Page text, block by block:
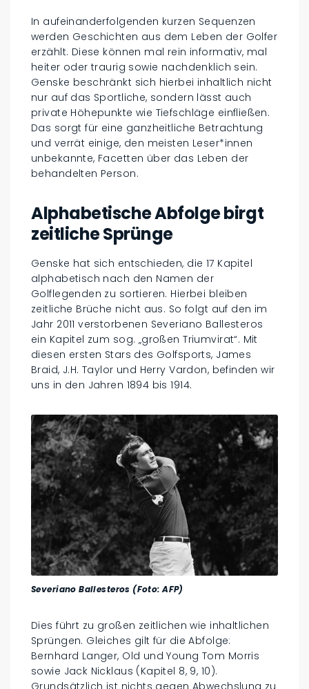
In aufeinanderfolgenden kurzen Sequenzen
werden Geschichten aus dem Leben der Golfer
erzählt. Diese können mal rein informativ, mal
heiter oder traurig sowie nachdenklich sein.
Genske beschränkt sich hierbei inhaltlich nicht
nur auf das Sportliche, sondern lässt auch
private Höhepunkte wie Tiefschläge einfließen.
Das sorgt für eine ganzheitliche Betrachtung
und verrät einige, den meisten Leser*innen
unbekannte, Facetten über das Leben der
behandelten Person.
Alphabetische Abfolge birgt
zeitliche Sprünge
Genske hat sich entschieden, die 17 Kapitel
alphabetisch nach den Namen der
Golflegenden zu sortieren. Hierbei bleiben
zeitliche Brüche nicht aus. So folgt auf den im
Jahr 2011 verstorbenen Severiano Ballesteros
ein Kapitel zum sog. „großen Triumvirat“. Mit
diesen ersten Stars des Golfsports, James
Braid, J.H. Taylor und Herry Vardon, befinden wir
uns in den Jahren 1894 bis 1914.
Severiano Ballesteros (Foto: AFP)
Dies führt zu großen zeitlichen wie inhaltlichen
Sprüngen. Gleiches gilt für die Abfolge:
Bernhard Langer, Old und Young Tom Morris
sowie Jack Nicklaus (Kapitel 8, 9, 10).
Grundsätzlich ist nichts gegen Abwechslung zu